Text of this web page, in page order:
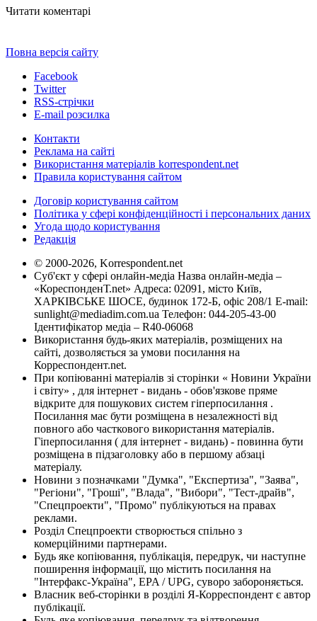
Читати коментарі
Повна версія сайту
Facebook
Twitter
RSS-стрічки
E-mail розсилка
Контакти
Реклама на сайті
Використання матеріалів korrespondent.net
Правила користування сайтом
Договір користування сайтом
Політика у сфері конфіденційності і персональних даних
Угода щодо користування
Редакція
© 2000-2026, Korrespondent.net
Суб'єкт у сфері онлайн-медіа Назва онлайн-медіа –
«КореспонденТ.net» Адреса: 02091, місто Київ,
ХАРКІВСЬКЕ ШОСЕ, будинок 172-Б, офіс 208/1 E-mail:
sunlight@mediadim.com.ua Телефон: 044-205-43-00
Ідентифікатор медіа – R40-06068
Використання будь-яких матеріалів, розміщених на
сайті, дозволяється за умови посилання на
Корреспондент.net.
При копіюванні матеріалів зі сторінки « Новини України
і світу» , для інтернет - видань - обов'язкове пряме
відкрите для пошукових систем гіперпосилання .
Посилання має бути розміщена в незалежності від
повного або часткового використання матеріалів.
Гіперпосилання ( для інтернет - видань) - повинна бути
розміщена в підзаголовку або в першому абзаці
матеріалу.
Новини з позначками "Думка", "Експертиза", "Заява",
"Регіони", "Гроші", "Влада", "Вибори", "Тест-драйв",
"Спецпроекти", "Промо" публікуються на правах
реклами.
Розділ Спецпроекти створюється спільно з
комерційними партнерами.
Будь яке копіювання, публікація, передрук, чи наступне
поширення інформації, що містить посилання на
"Інтерфакс-Україна", EPA / UPG, суворо забороняється.
Власник веб-сторінки в розділі Я-Корреспондент є автор
публікації.